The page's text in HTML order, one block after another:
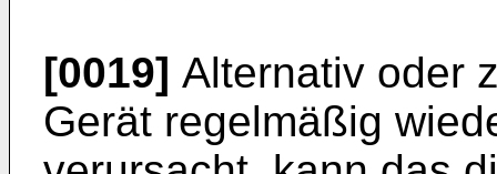
[0019] Alternativ oder
Gerät regelmäßig